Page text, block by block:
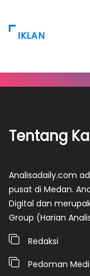
IKLAN
Tentang
Analisadaily.com
pusat di Medan.
Digital dan
Group (Harian
Redaksi
Pedoman